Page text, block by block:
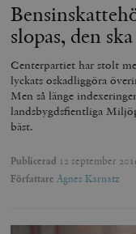
slopas, den
Centerpartiet har stolt
lyckats oskadliggöra
Men så länge
landsbygdsfientliga
bäst.
Publicerad 12 september
Författare Agnes Karnatz